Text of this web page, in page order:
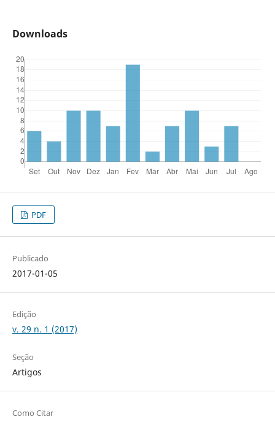
Downloads
PDF
Publicado
2017-01-05
Edição
v. 29 n. 1 (2017)
Seção
Artigos
Como Citar